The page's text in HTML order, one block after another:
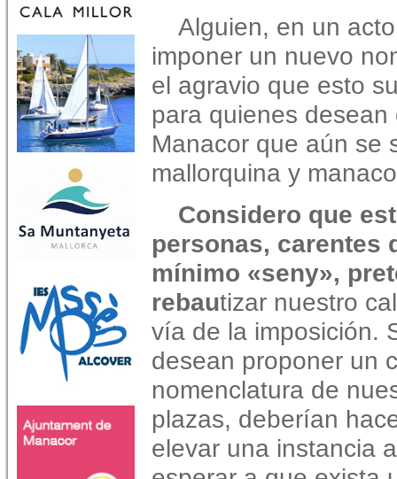
Alguien, en un
imponer un nuevo
el agravio que esto
para quienes
Manacor que aún se
mallorquina y
Considero que
personas, carentes
mínimo «seny»,
rebautizar nuestro
vía de la imposición.
desean proponer un
nomenclatura de
plazas, deberían
elevar una instancia